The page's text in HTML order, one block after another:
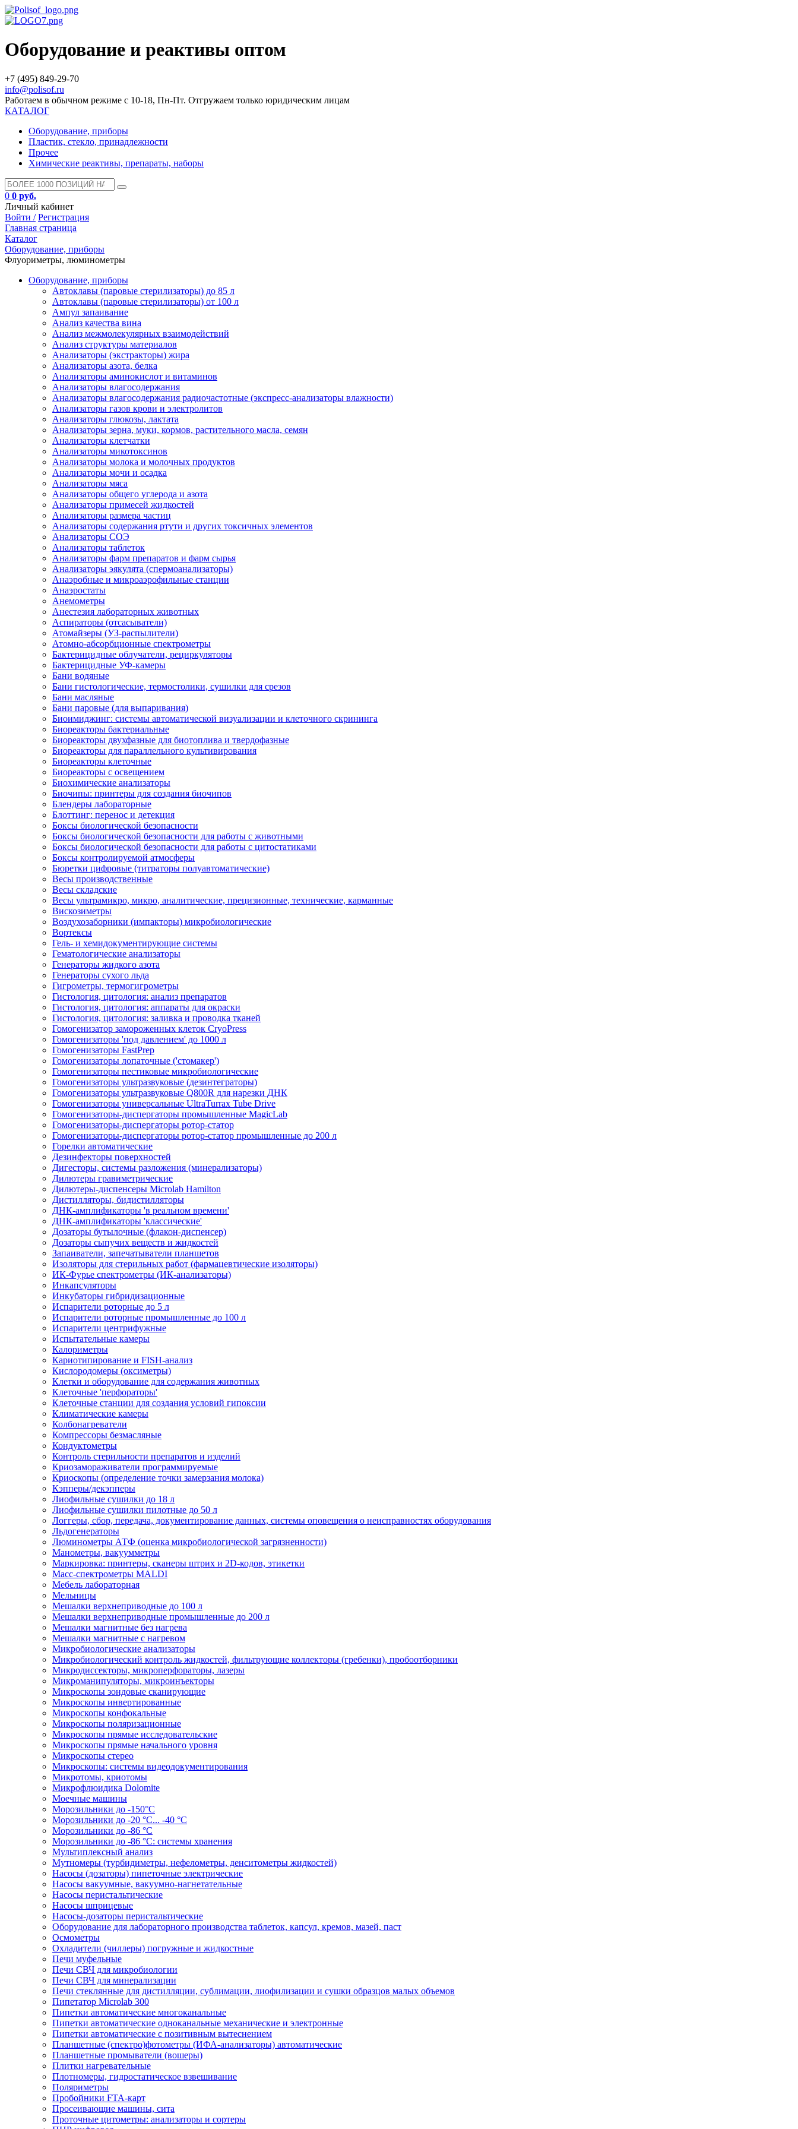
Оборудование и реактивы оптом
+7 (495) 849-29-70
info@polisof.ru
Работаем в обычном режиме с 10-18, Пн-Пт. Отгружаем только юридическим лицам
КАТАЛОГ
Оборудование, приборы
Пластик, стекло, принадлежности
Прочее
Химические реактивы, препараты, наборы
0 0 руб.
Личный кабинет
Войти / Регистрация
Главная страница
Каталог
Оборудование, приборы
Флуориметры, люминометры
Оборудование, приборы
Автоклавы (паровые стерилизаторы) до 85 л
Автоклавы (паровые стерилизаторы) от 100 л
Ампул запаивание
Анализ качества вина
Анализ межмолекулярных взаимодействий
Анализ структуры материалов
Анализаторы (экстракторы) жира
Анализаторы азота, белка
Анализаторы аминокислот и витаминов
Анализаторы влагосодержания
Анализаторы влагосодержания радиочастотные (экспресс-анализаторы влажности)
Анализаторы газов крови и электролитов
Анализаторы глюкозы, лактата
Анализаторы зерна, муки, кормов, растительного масла, семян
Анализаторы клетчатки
Анализаторы микотоксинов
Анализаторы молока и молочных продуктов
Анализаторы мочи и осадка
Анализаторы мяса
Анализаторы общего углерода и азота
Анализаторы примесей жидкостей
Анализаторы размера частиц
Анализаторы содержания ртути и других токсичных элементов
Анализаторы СОЭ
Анализаторы таблеток
Анализаторы фарм препаратов и фарм сырья
Анализаторы эякулята (спермоанализаторы)
Анаэробные и микроаэрофильные станции
Анаэростаты
Анемометры
Анестезия лабораторных животных
Аспираторы (отсасыватели)
Атомайзеры (УЗ-распылители)
Атомно-абсорбционные спектрометры
Бактерицидные облучатели, рециркуляторы
Бактерицидные УФ-камеры
Бани водяные
Бани гистологические, термостолики, сушилки для срезов
Бани масляные
Бани паровые (для выпаривания)
Биоимиджинг: системы автоматической визуализации и клеточного скрининга
Биореакторы бактериальные
Биореакторы двухфазные для биотоплива и твердофазные
Биореакторы для параллельного культивирования
Биореакторы клеточные
Биореакторы с освещением
Биохимические анализаторы
Биочипы: принтеры для создания биочипов
Блендеры лабораторные
Блоттинг: перенос и детекция
Боксы биологической безопасности
Боксы биологической безопасности для работы с животными
Боксы биологической безопасности для работы с цитостатиками
Боксы контролируемой атмосферы
Бюретки цифровые (титраторы полуавтоматические)
Весы производственные
Весы складские
Весы ультрамикро, микро, аналитические, прецизионные, технические, карманные
Вискозиметры
Воздухозаборники (импакторы) микробиологические
Вортексы
Гель- и хемидокументирующие системы
Гематологические анализаторы
Генераторы жидкого азота
Генераторы сухого льда
Гигрометры, термогигрометры
Гистология, цитология: анализ препаратов
Гистология, цитология: аппараты для окраски
Гистология, цитология: заливка и проводка тканей
Гомогенизатор замороженных клеток CryoPress
Гомогенизаторы 'под давлением' до 1000 л
Гомогенизаторы FastPrep
Гомогенизаторы лопаточные ('стомакер')
Гомогенизаторы пестиковые микробиологические
Гомогенизаторы ультразвуковые (дезинтеграторы)
Гомогенизаторы ультразвуковые Q800R для нарезки ДНК
Гомогенизаторы универсальные UltraTurrax Tube Drive
Гомогенизаторы-диспергаторы промышленные MagicLab
Гомогенизаторы-диспергаторы ротор-статор
Гомогенизаторы-диспергаторы ротор-статор промышленные до 200 л
Горелки автоматические
Дезинфекторы поверхностей
Дигесторы, системы разложения (минерализаторы)
Дилютеры гравиметрические
Дилютеры-диспенсеры Microlab Hamilton
Дистилляторы, бидистилляторы
ДНК-амплификаторы 'в реальном времени'
ДНК-амплификаторы 'классические'
Дозаторы бутылочные (флакон-диспенсер)
Дозаторы сыпучих веществ и жидкостей
Запаиватели, запечатыватели планшетов
Изоляторы для стерильных работ (фармацевтические изоляторы)
ИК-Фурье спектрометры (ИК-анализаторы)
Инкапсуляторы
Инкубаторы гибридизационные
Испарители роторные до 5 л
Испарители роторные промышленные до 100 л
Испарители центрифужные
Испытательные камеры
Калориметры
Кариотипирование и FISH-анализ
Кислородомеры (оксиметры)
Клетки и оборудование для содержания животных
Клеточные 'перфораторы'
Клеточные станции для создания условий гипоксии
Климатические камеры
Колбонагреватели
Компрессоры безмасляные
Кондуктометры
Контроль стерильности препаратов и изделий
Криозамораживатели программируемые
Криоскопы (определение точки замерзания молока)
Кэпперы/декэпперы
Лиофильные сушилки до 18 л
Лиофильные сушилки пилотные до 50 л
Логгеры, сбор, передача, документирование данных, системы оповещения о неисправностях оборудования
Льдогенераторы
Люминометры АТФ (оценка микробиологической загрязненности)
Манометры, вакуумметры
Маркировка: принтеры, сканеры штрих и 2D-кодов, этикетки
Масс-спектрометры MALDI
Мебель лабораторная
Мельницы
Мешалки верхнеприводные до 100 л
Мешалки верхнеприводные промышленные до 200 л
Мешалки магнитные без нагрева
Мешалки магнитные с нагревом
Микробиологические анализаторы
Микробиологический контроль жидкостей, фильтрующие коллекторы (гребенки), пробоотборники
Микродиссекторы, микроперфораторы, лазеры
Микроманипуляторы, микроинъекторы
Микроскопы зондовые сканирующие
Микроскопы инвертированные
Микроскопы конфокальные
Микроскопы поляризационные
Микроскопы прямые исследовательские
Микроскопы прямые начального уровня
Микроскопы стерео
Микроскопы: системы видеодокументирования
Микротомы, криотомы
Микрофлюидика Dolomite
Моечные машины
Морозильники до -150°С
Морозильники до -20 °C... -40 °C
Морозильники до -86 °C
Морозильники до -86 °C: системы хранения
Мультиплексный анализ
Мутномеры (турбидиметры, нефелометры, денситометры жидкостей)
Насосы (дозаторы) пипеточные электрические
Насосы вакуумные, вакуумно-нагнетательные
Насосы перистальтические
Насосы шприцевые
Насосы-дозаторы перистальтические
Оборудование для лабораторного производства таблеток, капсул, кремов, мазей, паст
Осмометры
Охладители (чиллеры) погружные и жидкостные
Печи муфельные
Печи СВЧ для микробиологии
Печи СВЧ для минерализации
Печи стеклянные для дистилляции, сублимации, лиофилизации и сушки образцов малых объемов
Пипетатор Microlab 300
Пипетки автоматические многоканальные
Пипетки автоматические одноканальные механические и электронные
Пипетки автоматические с позитивным вытеснением
Планшетные (спектро)фотометры (ИФА-анализаторы) автоматические
Планшетные промыватели (вошеры)
Плитки нагревательные
Плотномеры, гидростатическое взвешивание
Поляриметры
Пробойники FTA-карт
Просеивающие машины, сита
Проточные цитометры: анализаторы и сортеры